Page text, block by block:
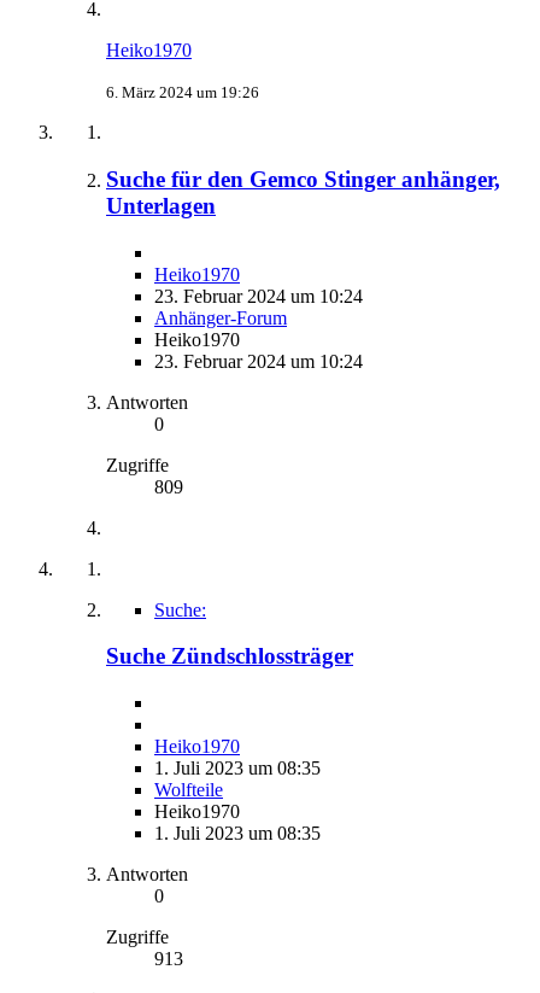
Heiko1970
6. März 2024 um 19:26
Suche für den Gemco Stinger anhänger,
Unterlagen
Heiko1970
23. Februar 2024 um 10:24
Anhänger-Forum
Heiko1970
23. Februar 2024 um 10:24
Antworten
0
Zugriffe
809
Suche:
Suche Zündschlossträger
Heiko1970
1. Juli 2023 um 08:35
Wolfteile
Heiko1970
1. Juli 2023 um 08:35
Antworten
0
Zugriffe
913